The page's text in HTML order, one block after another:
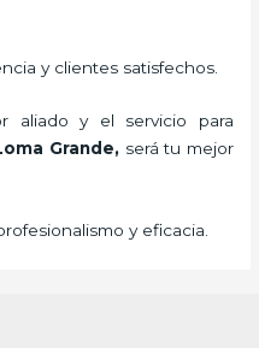
y clientes satisfechos.
aliado y el servicio para
Grande, será tu mejor
y eficacia.